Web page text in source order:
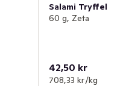
Salami Tryffel
60 g, Zeta
42,50 kr
708,33 kr /kg